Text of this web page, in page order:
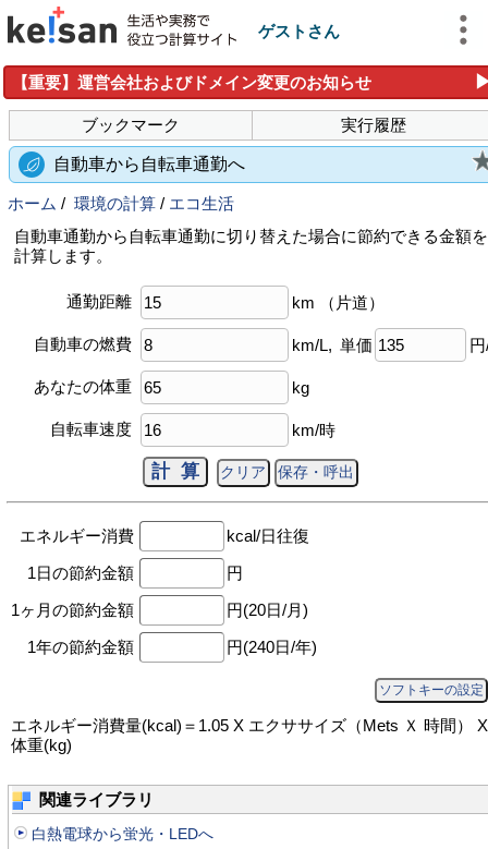
ゲストさん
【重要】運営会社およびドメイン変更のお知らせ
ブックマーク 実行履歴
自動車から自転車通勤へ
ホーム / 環境の計算 / エコ生活
自動車通勤から自転車通勤に切り替えた場合に節約できる金額を
計算します。
通勤距離 km （片道）
自動車の燃費 km/L, 単価
あなたの体重 kg
自転車速度 km/時
エネルギー消費 kcal/日往復
1日の節約金額
円
1ヶ月の節約金額
円(20日/月)
1年の節約金額
円(240日/年)
ソフトキーの設定
エネルギー消費量(kcal)＝1.05 X エクササイズ（Mets Ｘ 時間） X
体重(kg)
関連ライブラリ
白熱電球から蛍光・LEDへ